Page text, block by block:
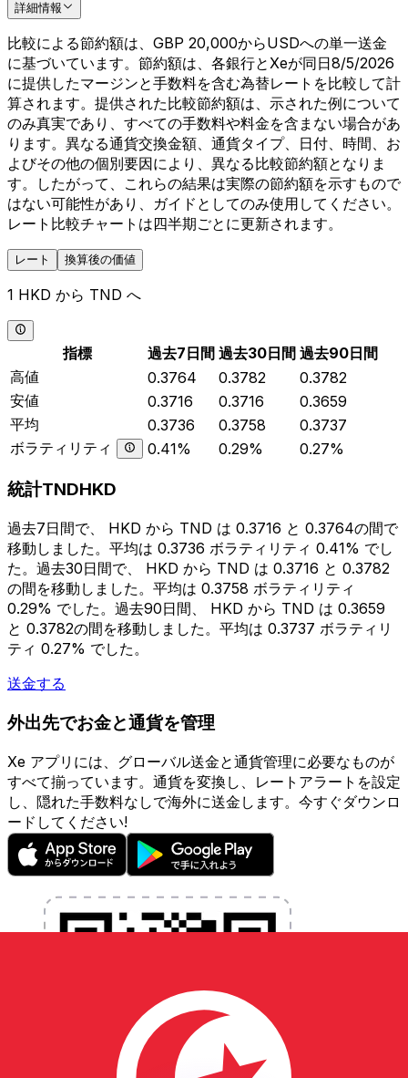
詳細情報
比較による節約額は、GBP 20,000からUSDへの単一送金
に基づいています。節約額は、各銀行とXeが同日8/5/2026
に提供したマージンと手数料を含む為替レートを比較して計
算されます。提供された比較節約額は、示された例について
のみ真実であり、すべての手数料や料金を含まない場合があ
ります。異なる通貨交換金額、通貨タイプ、日付、時間、お
よびその他の個別要因により、異なる比較節約額となりま
す。したがって、これらの結果は実際の節約額を示すもので
はない可能性があり、ガイドとしてのみ使用してください。
レート比較チャートは四半期ごとに更新されます。
レート 換算後の価値
1 HKD から TND へ
指標 過去7日間 過去30日間 過去90日間
高値
0.3764 0.3782
0.3782
安値
0.3716 0.3716
0.3659
平均
0.3736 0.3758
0.3737
ボラティリティ
0.41% 0.29% 0.27%
統計TNDHKD
過去7日間で、 HKD から TND は 0.3716 と 0.3764の間で
移動しました。平均は 0.3736 ボラティリティ 0.41% でし
た。過去30日間で、 HKD から TND は 0.3716 と 0.3782
の間を移動しました。平均は 0.3758 ボラティリティ
0.29% でした。過去90日間、 HKD から TND は 0.3659
と 0.3782の間を移動しました。平均は 0.3737 ボラティリ
ティ 0.27% でした。
送金する
外出先でお金と通貨を管理
Xe アプリには、グローバル送金と通貨管理に必要なものが
すべて揃っています。通貨を変換し、レートアラートを設定
し、隠れた手数料なしで海外に送金します。今すぐダウンロ
ードしてください!